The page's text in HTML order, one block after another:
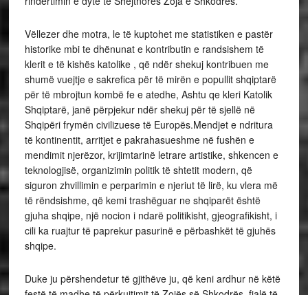
Vëllezer dhe motra, le të kuptohet me statistiken e pastër
historike mbi te dhënunat e kontributin e randsishem të
klerit e të kishës katolike , që ndër shekuj kontribuen me
shumë vuejtje e sakrefica për të mirën e popullit shqiptarë
për të mbrojtun kombë fe e atedhe, Ashtu qe kleri Katolik
Shqiptarë, janë përpjekur ndër shekuj për të sjellë në
Shqipëri frymën civilizuese të Europës.Mendjet e ndritura
të kontinentit, arritjet e pakrahasueshme në fushën e
mendimit njerëzor, krijimtarinë letrare artistike, shkencen e
teknologjisë, organizimin politik të shtetit modern, që
siguron zhvillimin e perparimin e njeriut të lirë, ku vlera më
të rëndsishme, që kemi trashëguar ne shqiparët është
gjuha shqipe, një nocion i ndarë politikisht, gjeografikisht, i
cili ka ruajtur të paprekur pasurinë e përbashkët të gjuhës
shqipe.
Duke ju përshendetur të gjithëve ju, që keni ardhur në këtë